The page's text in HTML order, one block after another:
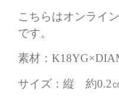
こちらはオンライ
です。
素材：
サイズ：縦 約0.2